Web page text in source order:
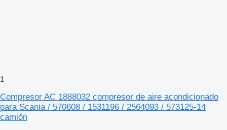
1
Compresor AC 1888032 compresor de aire acondicionado
para Scania / 570608 / 1531196 / 2564093 / 573125-14
camión